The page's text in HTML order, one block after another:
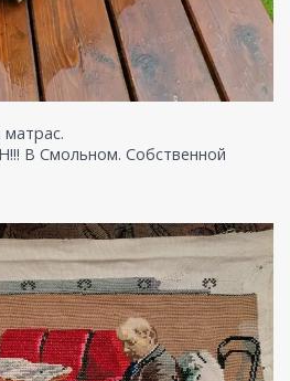
В Смольном. Собственной